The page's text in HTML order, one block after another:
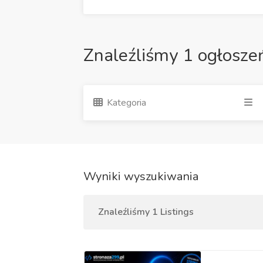
Znaleźliśmy 1
Kategoria
Wyniki wyszukiwania
Znaleźliśmy 1 Listings